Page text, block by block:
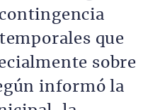
que
sobre
informó la